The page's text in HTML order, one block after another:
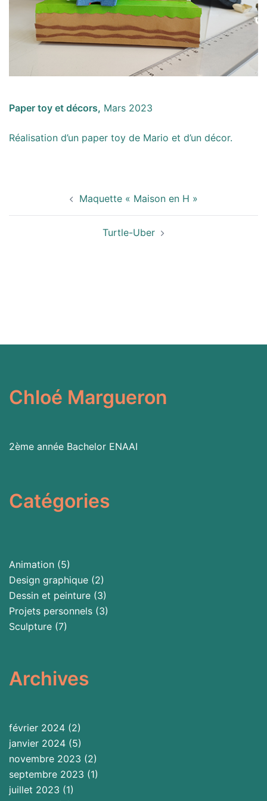
Paper toy et décors, Mars 2023
Réalisation d’un paper toy de Mario et d’un décor.
Maquette « Maison en H »
Turtle-Uber
Chloé Margueron
2ème année Bachelor ENAAI
Catégories
Animation (5)
Design graphique (2)
Dessin et peinture (3)
Projets personnels (3)
Sculpture (7)
Archives
février 2024 (2)
janvier 2024 (5)
novembre 2023 (2)
septembre 2023 (1)
juillet 2023 (1)